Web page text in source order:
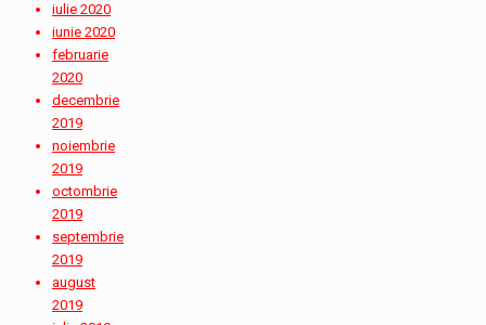
iulie 2020
iunie 2020
februarie
2020
decembrie
2019
noiembrie
2019
octombrie
2019
septembrie
2019
august
2019